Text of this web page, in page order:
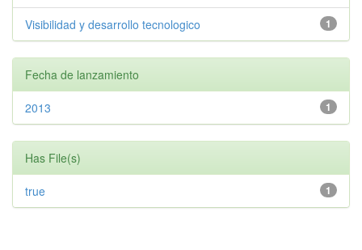
1
Visibilidad y desarrollo tecnologico
Fecha de lanzamiento
1
2013
Has File(s)
1
true